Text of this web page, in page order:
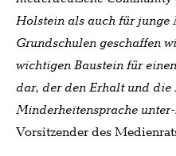
Holstein als auch für junge
Grundschulen geschaffen
wichtigen Baustein für
dar, der den Erhalt und
Minderheitensprache
Vorsitzender des